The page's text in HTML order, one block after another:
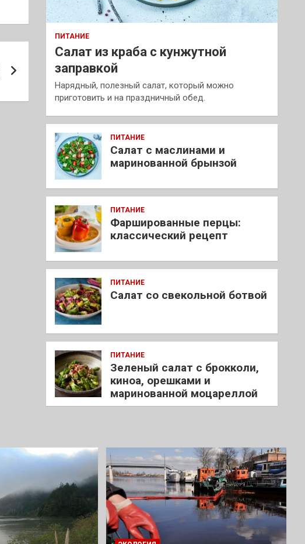
ПИТАНИЕ
Салат из краба с кунжутной
заправкой
Нарядный, полезный салат, который можно
приготовить и на праздничный обед.
ПИТАНИЕ
Салат с маслинами и
маринованной брынзой
ПИТАНИЕ
Фаршированные перцы:
классический рецепт
ПИТАНИЕ
Салат со свекольной ботвой
ПИТАНИЕ
Зеленый салат с брокколи,
киноа, орешками и
маринованной моцареллой